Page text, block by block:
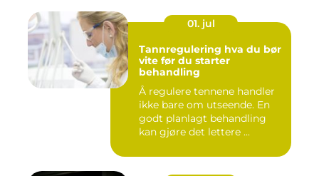
01. jul
Tannregulering hva du bør
vite før du starter
behandling
Å regulere tennene handler
ikke bare om utseende. En
godt planlagt behandling
kan gjøre det lettere ...